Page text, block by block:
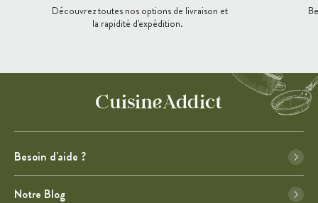
Découvrez toutes nos options de livraison et
la rapidité d'expédition.
Besoin d'aide ?
Notre Blog